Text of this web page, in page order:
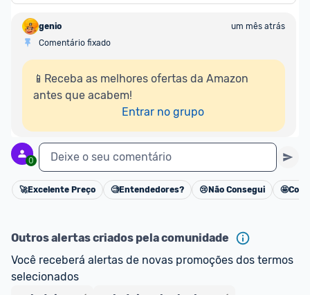
genio
um mês atrás
Comentário fixado
📱Receba as melhores ofertas da Amazon
antes que acabem!
Entrar no grupo
0 Deixe o seu comentário
Cancelar
🚀Excelente Preço 🧐Entendedores? 😢 Não Consegui 🤩
Outros alertas criados pela comunidade
Você receberá alertas de novas promoções dos termos
selecionados